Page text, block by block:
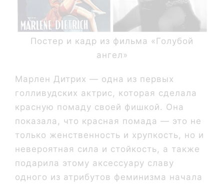
Постер и кадр из фильма «Голубой
ангел»
Марлен Дитрих — одна из первых
голливудских актрис, которая сделала
красную помаду своей фишкой. Она
показала, что красная помада — это не
только женственность и хрупкость, но и
невероятная сила и стойкость, а также
подарила этому аксессуару славу
одного из атрибутов феминизма начала